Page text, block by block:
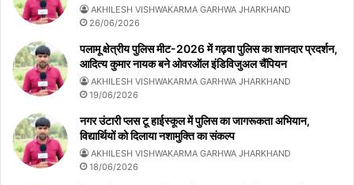
AKHILESH VISHWAKARMA GARHWA JHARKHAND
26/06/2026
पलामू क्षेत्रीय पुलिस मीट-2026 में गढ़वा पुलिस का शानदार प्रदर्शन,
आदित्य कुमार नायक बने ओवरऑल इंडिविजुअल चैंपियन
AKHILESH VISHWAKARMA GARHWA JHARKHAND
19/06/2026
नगर उंटारी प्लस टू हाईस्कूल में पुलिस का जागरूकता अभियान,
विद्यार्थियों को दिलाया नशामुक्ति का संकल्प
AKHILESH VISHWAKARMA GARHWA JHARKHAND
18/06/2026